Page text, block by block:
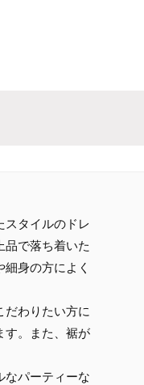
スタイルのドレ
品で落ち着いた
身の方によく
だわりたい方に
す。また、裾が
なパーティーな